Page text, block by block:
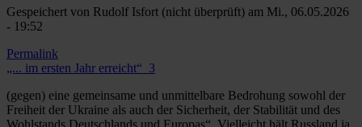
Gespeichert von Rudolf Isfort (nicht überprüft) am Mi., 06.05.2026
- 19:52
Permalink
„... im ersten Jahr erreicht“_3
(gegen) eine gemeinsame und unmittelbare Bedrohung sowohl der
Freiheit der Ukraine als auch der Sicherheit, der Stabilität und des